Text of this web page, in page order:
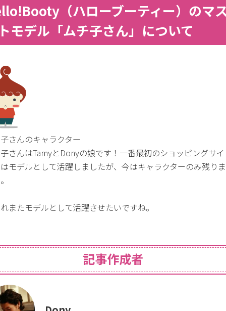
（ハローブーティー）のマ
モデル「ムチ子さん」について
さんのキャラクター
さんはTamyとDonyの娘です！一番最初のショッピングサ
モデルとして活躍しましたが、今はキャラクターのみ残り
またモデルとして活躍させたいですね。
記事作成者